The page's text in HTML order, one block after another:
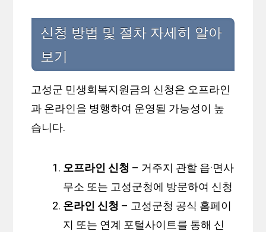
신청 방법 및 절차 자세히 알아
보기
고성군 민생회복지원금의 신청은 오프라인
과 온라인을 병행하여 운영될 가능성이 높
습니다.
오프라인 신청 – 거주지 관할 읍·면사
무소 또는 고성군청에 방문하여 신청
온라인 신청 – 고성군청 공식 홈페이
지 또는 연계 포털사이트를 통해 신